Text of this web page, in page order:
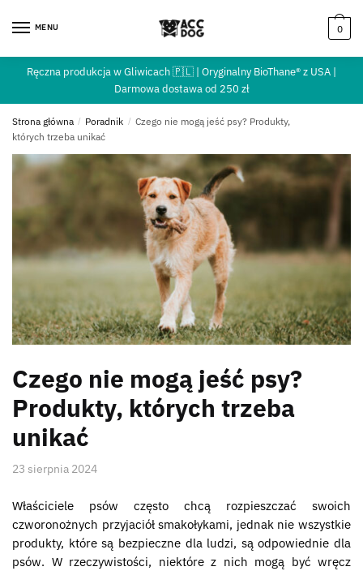
MENU 0
Ręczna produkcja w Gliwicach 🇵🇱 | Oryginalny BioThane® z USA |
Darmowa dostawa od 250 zł
Strona główna / Poradnik / Czego nie mogą jeść psy? Produkty,
których trzeba unikać
Czego nie mogą jeść psy?
Produkty, których trzeba
unikać
23 sierpnia 2024
Właściciele psów często chcą rozpieszczać swoich
czworonożnych przyjaciół smakołykami, jednak nie wszystkie
produkty, które są bezpieczne dla ludzi, są odpowiednie dla
psów. W rzeczywistości, niektóre z nich mogą być wręcz